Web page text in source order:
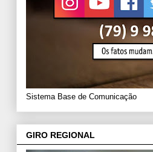
Sistema Base de Comunicação
GIRO REGIONAL